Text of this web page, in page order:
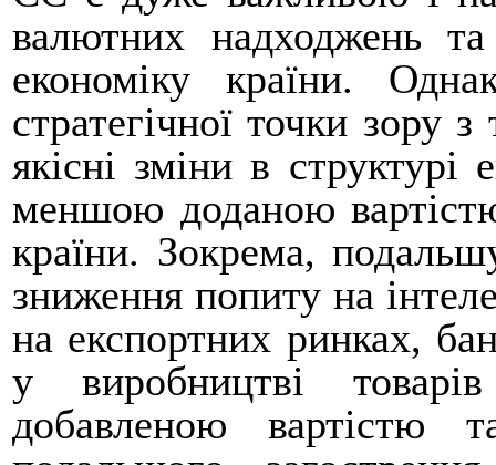
валютних надходжень
економіку країни.
стратегічної точки зору
якісні зміни в структурі
меншою доданою
країни. Зокрема,
зниження попиту на
на експортних ринках,
у виробництві
добавленою